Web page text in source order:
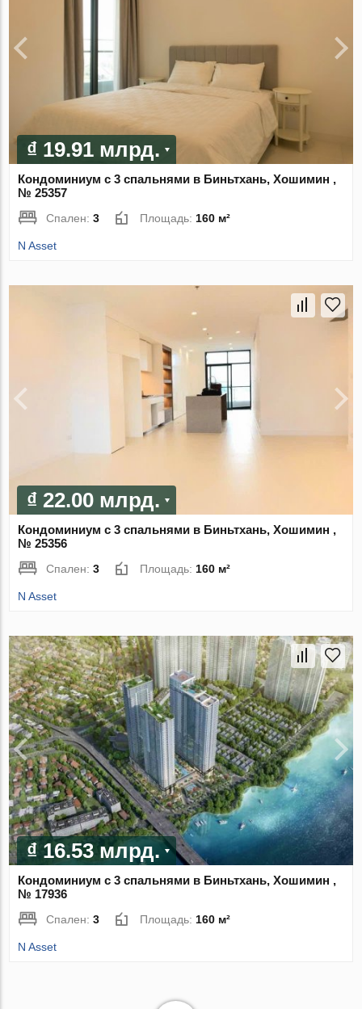
₫ 19.91 млрд.
Кондоминиум с 3 спальнями в Биньтхань, Хошимин ,
№ 25357
Спален:3 Площадь: 160 м²
N Asset
₫ 22.00 млрд.
Кондоминиум с 3 спальнями в Биньтхань, Хошимин ,
№ 25356
Спален:3 Площадь: 160 м²
N Asset
₫ 16.53 млрд.
Кондоминиум с 3 спальнями в Биньтхань, Хошимин ,
№ 17936
Спален:3 Площадь: 160 м²
N Asset